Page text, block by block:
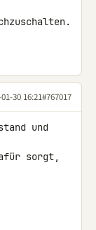
30 16:21#767017
und
sorgt,